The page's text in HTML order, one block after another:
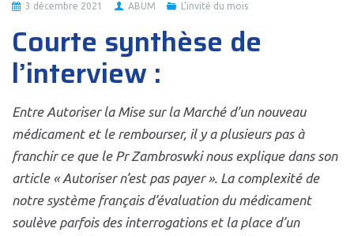
3 décembre 2021 ABUM L'invité du mois
Courte synthèse de
l’interview :
Entre Autoriser la Mise sur la Marché d’un nouveau
médicament et le rembourser, il y a plusieurs pas à
franchir ce que le Pr Zambroswki nous explique dans son
article « Autoriser n’est pas payer ». La complexité de
notre système français d’évaluation du médicament
soulève parfois des interrogations et la place d’un